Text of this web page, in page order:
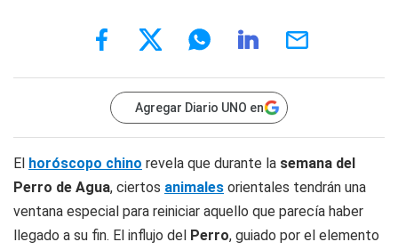
Agregar Diario UNO en
El horóscopo chino revela que durante la semana del
Perro de Agua, ciertos animales orientales tendrán una
ventana especial para reiniciar aquello que parecía haber
llegado a su fin. El influjo del Perro, guiado por el elemento